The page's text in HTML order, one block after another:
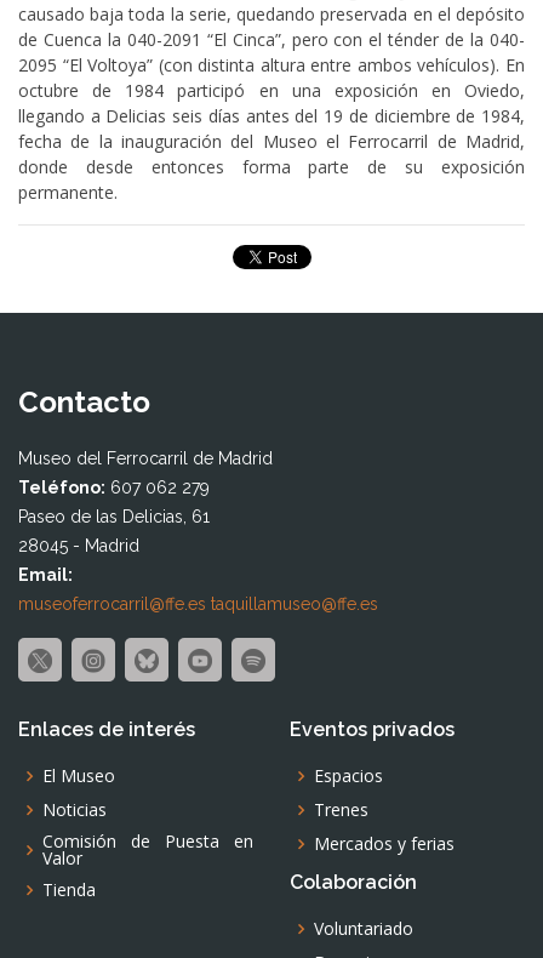
causado baja toda la serie, quedando preservada en el depósito
de Cuenca la 040-2091 “El Cinca”, pero con el ténder de la 040-
2095 “El Voltoya” (con distinta altura entre ambos vehículos). En
octubre de 1984 participó en una exposición en Oviedo,
llegando a Delicias seis días antes del 19 de diciembre de 1984,
fecha de la inauguración del Museo el Ferrocarril de Madrid,
donde desde entonces forma parte de su exposición
permanente.
Contacto
Museo del Ferrocarril de Madrid
Teléfono: 607 062 279
Paseo de las Delicias, 61
28045 - Madrid
Email:
museoferrocarril@ffe.es taquillamuseo@ffe.es
Enlaces de interés
El Museo
Noticias
Comisión de Puesta en
Valor
Tienda
Eventos privados
Espacios
Trenes
Mercados y ferias
Colaboración
Voluntariado